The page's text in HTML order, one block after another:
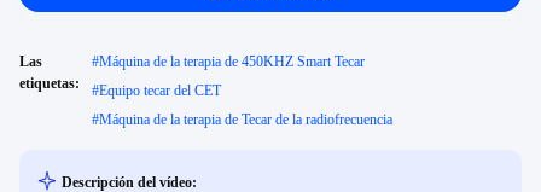
Las
etiquetas:
#Máquina de la terapia de 450KHZ Smart Tecar
#Equipo tecar del CET
#Máquina de la terapia de Tecar de la radiofrecuencia
Descripción del vídeo: